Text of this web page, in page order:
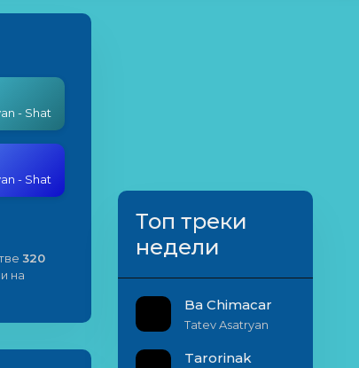
- Shat
- Shat
320
на
Топ треки
недели
Ba Chimacar
Tatev Asatryan
Tarorinak